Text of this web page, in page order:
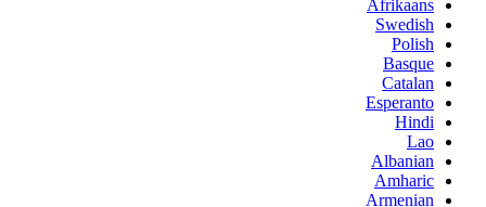
Afrikaans
Swedish
Polish
Basque
Catalan
Esperanto
Hindi
Lao
Albanian
Amharic
Armenian